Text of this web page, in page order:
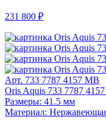
231 800 ₽
Арт. 733 7787 4157 MB
Oris Aquis 733 7787
Размеры: 41.5 мм
Материал: